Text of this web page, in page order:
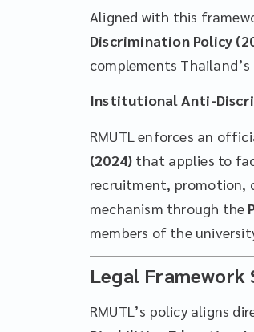
Aligned with this
Discrimination Policy
complements
Institutional Anti-
RMUTL enforces an
(2024) that applies to
recruitment, promotion,
mechanism through the
members of the
Legal
RMUTL’s policy aligns